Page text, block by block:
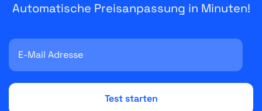
Automatische Preisanpassung in Minuten!